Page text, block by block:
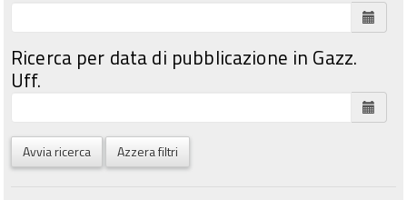
Ricerca per data di pubblicazione in Gazz.
Uff.
Avvia ricerca Azzera filtri